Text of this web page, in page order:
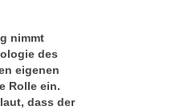
nimmt
des
eigenen
Rolle ein.
dass der